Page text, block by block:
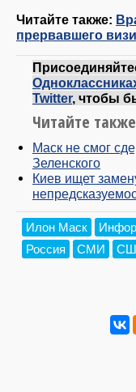
Читайте также:
прервавшего
Twitter, чтобы
Читайте также
Маск не смог
Зеленского
Киев ищет
Илон Маск
Россия
СМИ